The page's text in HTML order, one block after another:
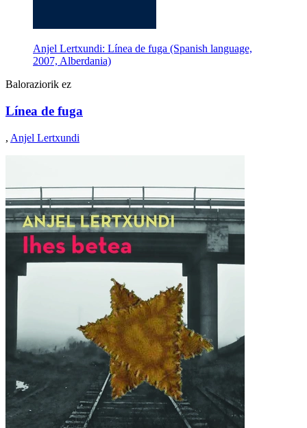
Anjel Lertxundi: Línea de fuga (Spanish language,
2007, Alberdania)
Baloraziorik ez
Línea de fuga
, Anjel Lertxundi